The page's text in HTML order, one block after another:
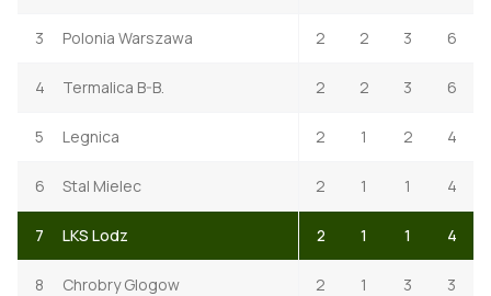
3 Polonia Warszawa 2 2 3 6
4 Termalica B-B. 2 2 3 6
5 Legnica 2 1 2 4
6 Stal Mielec 2 1 1 4
7 LKS Lodz 2 1 1 4
8 Chrobry Glogow 2 1 3 3